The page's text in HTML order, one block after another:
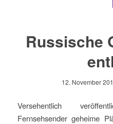
Russische
12. November
Versehentlich
Fernsehsender geheime